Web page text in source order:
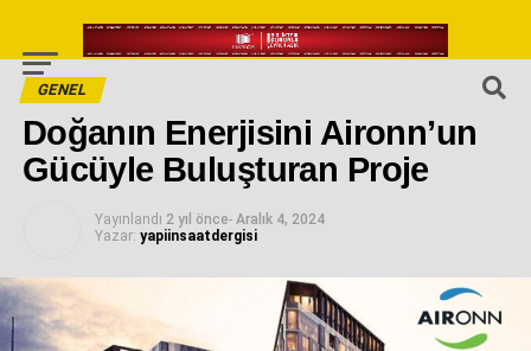
GENEL
Doğanın Enerjisini Aironn’un
Gücüyle Buluşturan Proje
Yayınlandı 2 yıl önce- Aralık 4, 2024
Yazar: yapiinsaatdergisi